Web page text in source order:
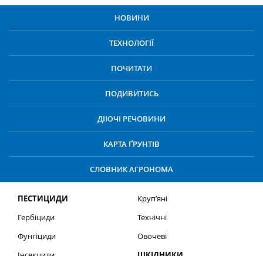
НОВИНИ
ТЕХНОЛОГІЇ
ПОЧИТАТИ
ПОДИВИТИСЬ
ДІЮЧІ РЕЧОВИНИ
КАРТА ҐРУНТІВ
СЛОВНИК АГРОНОМА
ПЕСТИЦИДИ
Гербіциди
Фунгіциди
Круп’яні
Технічні
Овочеві